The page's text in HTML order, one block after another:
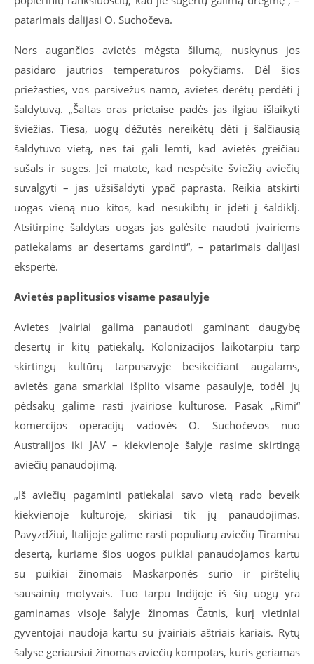
patarimais dalijasi O. Suchočeva.
Nors augančios avietės mėgsta šilumą, nuskynus jos
pasidaro jautrios temperatūros pokyčiams. Dėl šios
priežasties, vos parsivežus namo, avietes derėtų perdėti į
šaldytuvą. „Šaltas oras prietaise padės jas ilgiau išlaikyti
šviežias. Tiesa, uogų dėžutės nereikėtų dėti į šalčiausią
šaldytuvo vietą, nes tai gali lemti, kad avietės greičiau
sušals ir suges. Jei matote, kad nespėsite šviežių aviečių
suvalgyti – jas užsišaldyti ypač paprasta. Reikia atskirti
uogas vieną nuo kitos, kad nesukibtų ir įdėti į šaldiklį.
Atsitirpinę šaldytas uogas jas galėsite naudoti įvairiems
patiekalams ar desertams gardinti“, – patarimais dalijasi
ekspertė.
Avietės paplitusios visame pasaulyje
Avietes įvairiai galima panaudoti gaminant daugybę
desertų ir kitų patiekalų. Kolonizacijos laikotarpiu tarp
skirtingų kultūrų tarpusavyje besikeičiant augalams,
avietės gana smarkiai išplito visame pasaulyje, todėl jų
pėdsakų galime rasti įvairiose kultūrose. Pasak „Rimi“
komercijos operacijų vadovės O. Suchočevos nuo
Australijos iki JAV – kiekvienoje šalyje rasime skirtingą
aviečių panaudojimą.
„Iš aviečių pagaminti patiekalai savo vietą rado beveik
kiekvienoje kultūroje, skiriasi tik jų panaudojimas.
Pavyzdžiui, Italijoje galime rasti populiarų aviečių Tiramisu
desertą, kuriame šios uogos puikiai panaudojamos kartu
su puikiai žinomais Maskarponės sūrio ir pirštelių
sausainių motyvais. Tuo tarpu Indijoje iš šių uogų yra
gaminamas visoje šalyje žinomas Čatnis, kurį vietiniai
gyventojai naudoja kartu su įvairiais aštriais kariais. Rytų
šalyse geriausiai žinomas aviečių kompotas, kuris geriamas